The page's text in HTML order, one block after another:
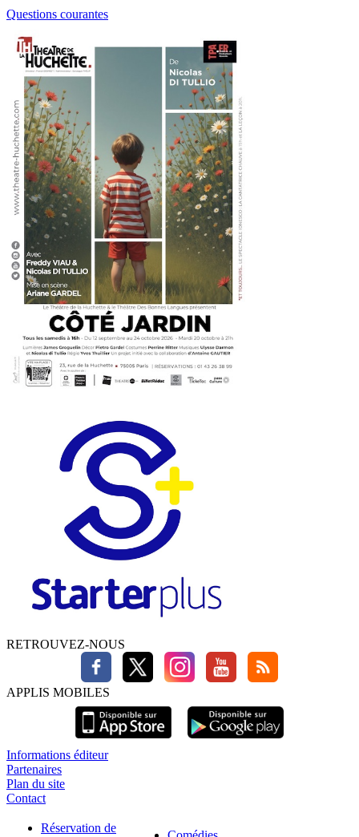
Questions courantes
RETROUVEZ-NOUS
APPLIS MOBILES
Informations éditeur
Partenaires
Plan du site
Contact
Réservation de